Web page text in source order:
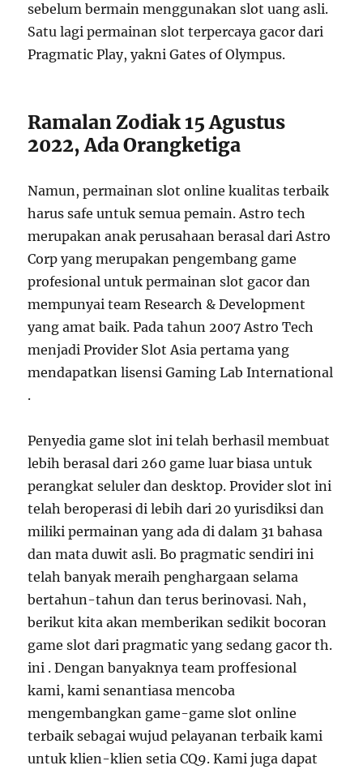
sebelum bermain menggunakan slot uang asli.
Satu lagi permainan slot terpercaya gacor dari
Pragmatic Play, yakni Gates of Olympus.
Ramalan Zodiak 15 Agustus
2022, Ada Orangketiga
Namun, permainan slot online kualitas terbaik
harus safe untuk semua pemain. Astro tech
merupakan anak perusahaan berasal dari Astro
Corp yang merupakan pengembang game
profesional untuk permainan slot gacor dan
mempunyai team Research & Development
yang amat baik. Pada tahun 2007 Astro Tech
menjadi Provider Slot Asia pertama yang
mendapatkan lisensi Gaming Lab International
.
Penyedia game slot ini telah berhasil membuat
lebih berasal dari 260 game luar biasa untuk
perangkat seluler dan desktop. Provider slot ini
telah beroperasi di lebih dari 20 yurisdiksi dan
miliki permainan yang ada di dalam 31 bahasa
dan mata duwit asli. Bo pragmatic sendiri ini
telah banyak meraih penghargaan selama
bertahun-tahun dan terus berinovasi. Nah,
berikut kita akan memberikan sedikit bocoran
game slot dari pragmatic yang sedang gacor th.
ini . Dengan banyaknya team proffesional
kami, kami senantiasa mencoba
mengembangkan game-game slot online
terbaik sebagai wujud pelayanan terbaik kami
untuk klien-klien setia CQ9. Kami juga dapat